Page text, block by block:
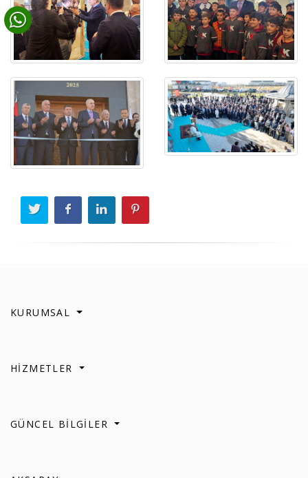
KURUMSAL
HİZMETLER
GÜNCEL BİLGİLER